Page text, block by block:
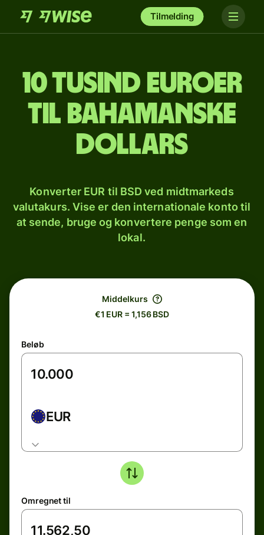
Tilmelding
10 tusind euroer
til bahamanske
dollars
Konverter EUR til BSD ved midtmarkeds
valutakurs. Vise er den internationale konto til
at sende, bruge og konvertere penge som en
lokal.
Middelkurs
€1 EUR = 1,156 BSD
Beløb
EUR
Omregnet til